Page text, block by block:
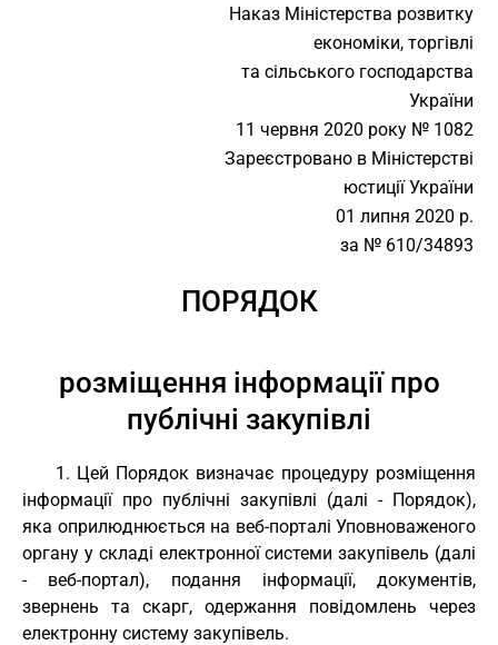
Наказ Міністерства розвитку
економіки, торгівлі
та сільського господарства
України
11 червня 2020 року № 1082
Зареєстровано в Міністерстві
юстиції України
01 липня 2020 р.
за № 610/34893
ПОРЯДОК
розміщення інформації про
публічні закупівлі
1. Цей Порядок визначає процедуру розміщення
інформації про публічні закупівлі (далі - Порядок),
яка оприлюднюється на веб-порталі Уповноваженого
органу у складі електронної системи закупівель (далі
- веб-портал), подання інформації, документів,
звернень та скарг, одержання повідомлень через
електронну систему закупівель.